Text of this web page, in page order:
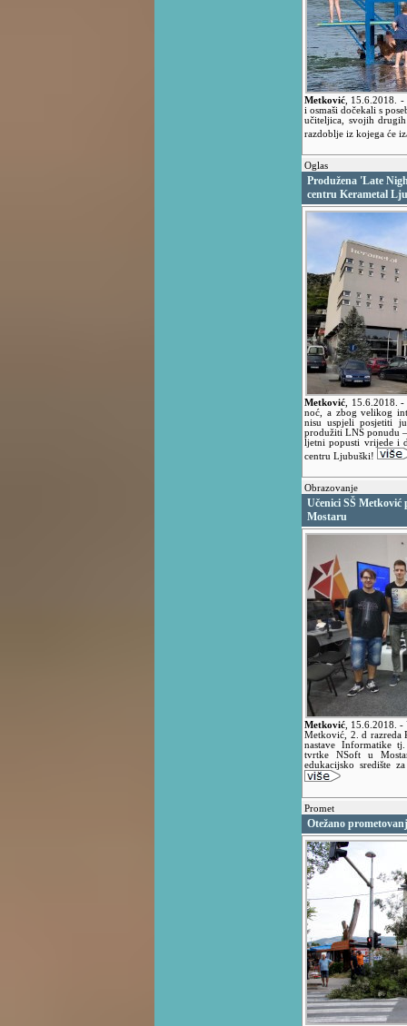
Metković 15.6.2018. -
i osmaši dočekali s
učiteljica, svojih
razdoblje iz kojega će
Oglas
Produžena 'Late
centru Kerametal
Metković 15.6.2018.-
noć, a zbog velikog
nisu uspjeli posjetiti
produžiti LNS ponudu
ljetni popusti vrijede i
centru Ljubuški!
Obrazovanje
Učenici SŠ
Mostaru
Metković 15.6.2018. -
Metković, 2. d razreda
nastave Informatike
tvrtke NSoft u
edukacijsko središte
Promet
Otežano